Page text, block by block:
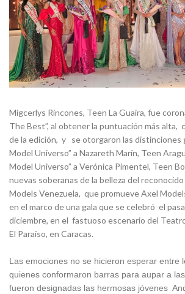
Migcerlys Rincones, Teen La Guaira, fue
The Best”, al obtener la puntuación más alta,
de la edición, y se otorgaron las distinciones
Model Universo” a Nazareth Marín, Teen
Model Universo” a Verónica Pimentel, Teen
nuevas soberanas de la belleza del
Models Venezuela, que promueve Axel
en el marco de una gala que se celebró el
diciembre, en el fastuoso escenario del
El Paraíso, en Caracas.
Las emociones no se hicieron esperar entre
quienes conformaron barras para aupar a
fueron designadas las hermosas jóvenes